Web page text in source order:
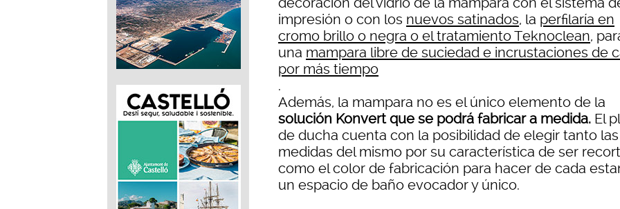
impresión o con los nuevos satinados, la perfilaría en
cromo brillo o negra o el tratamiento Teknoclean,
una mampara libre de suciedad e incrustaciones de
por más tiempo
.
Además, la mampara no es el único elemento de la
solución Konvert que se podrá fabricar a medida. El
de ducha cuenta con la posibilidad de elegir tanto las
medidas del mismo por su característica de ser
como el color de fabricación para hacer de cada
un espacio de baño evocador y único.